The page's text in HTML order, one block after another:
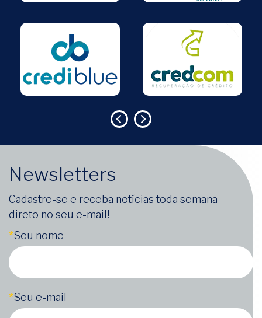
Newsletters
Cadastre-se e receba notícias toda semana
direto no seu e-mail!
*Seu nome
*Seu e-mail